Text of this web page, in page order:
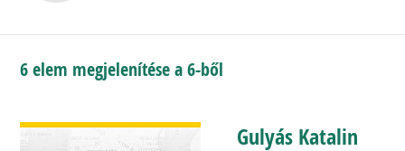
6 elem megjelenítése a 6-ből
Gulyás Katalin